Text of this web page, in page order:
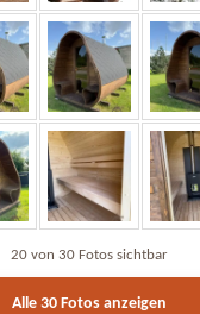
20 von 30 Fotos sichtbar
Alle 30 Fotos anzeigen